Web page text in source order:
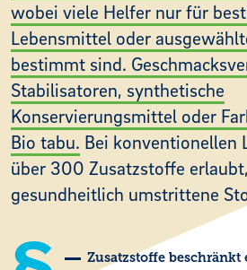
wobei viele Helfer nur für
Lebensmittel oder
bestimmt sind.
Stabilisatoren, synthetische
Konservierungsmittel oder
Bio tabu. Bei konventionellen
über 300 Zusatzstoffe
gesundheitlich umstrittene
Zusatzstoffe beschränkt